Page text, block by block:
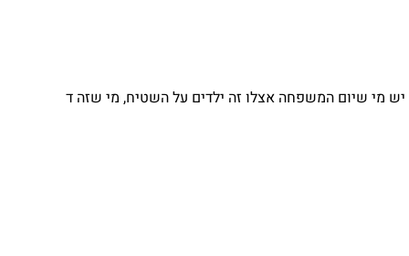
מי שיום המשפחה אצלו זה ילדים על השטיח, מי שזה ד